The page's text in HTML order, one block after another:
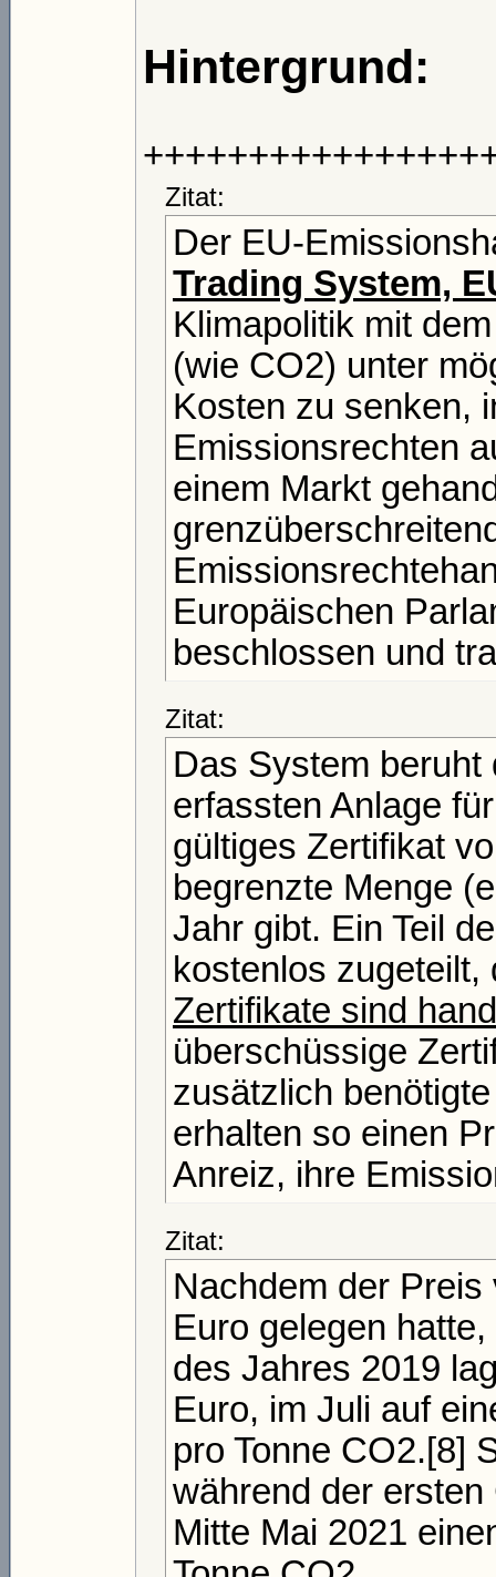
Hintergrund:
Zitat:
Der EU-
Trading System,
Klimapolitik mit
(wie CO2) unter
Kosten zu senken,
Emissionsrechten
einem Markt
Europäischen
beschlossen und
Zitat:
Das System beruht
erfassten Anlage
gültiges Zertifikat
begrenzte Menge
Jahr gibt. Ein Teil
kostenlos
Zertifikate sind
überschüssige
zusätzlich
erhalten so einen
Anreiz, ihre
Zitat:
Nachdem der
Euro gelegen
des Jahres 2019
Euro, im Juli auf
pro Tonne CO2.[8]
während der
Mitte Mai 2021